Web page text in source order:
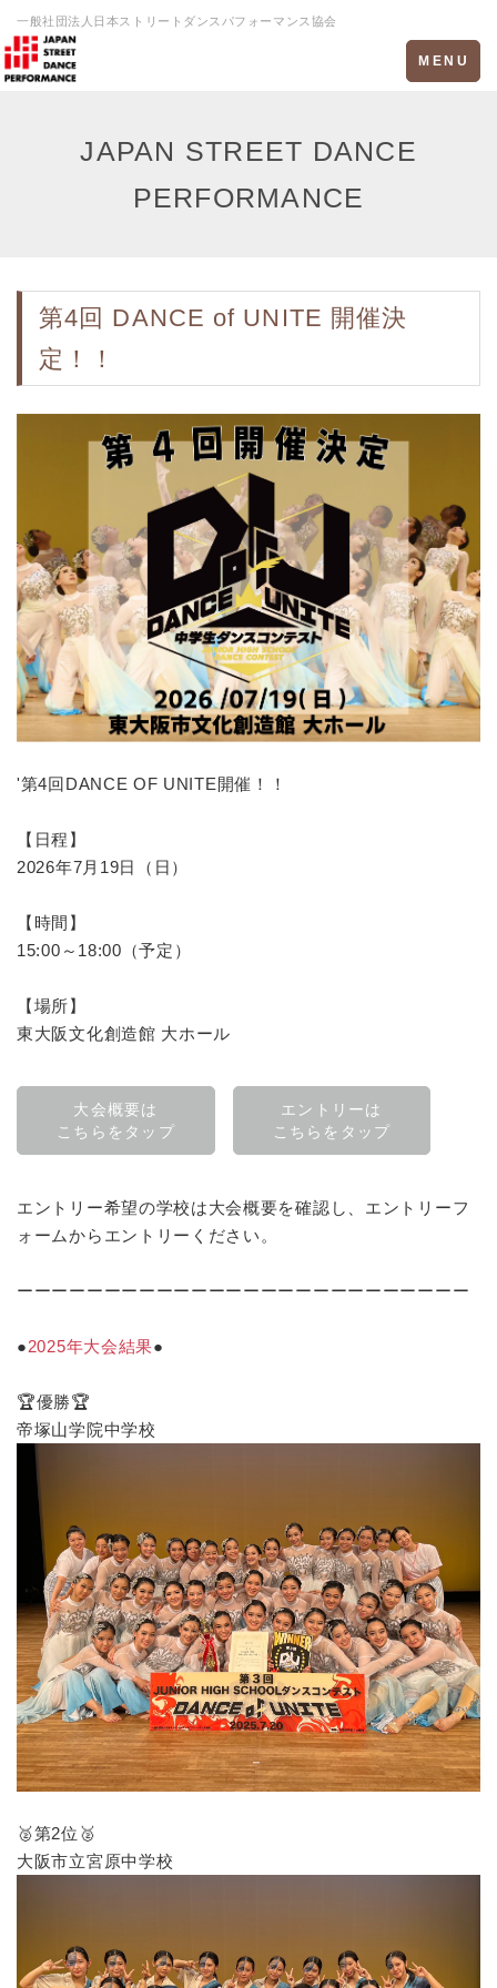
一般社団法人日本ストリートダンスパフォーマンス協会
Toggle
navigation
MENU
JAPAN STREET DANCE
PERFORMANCE
第4回 DANCE of UNITE 開催決
定！！
'第4回DANCE OF UNITE開催！！
【日程】
2026年7月19日（日）
【時間】
15:00～18:00（予定）
【場所】
東大阪文化創造館 大ホール
大会概要は
こちらをタップ
エントリーは
こちらをタップ
エントリー希望の学校は大会概要を確認し、エントリーフ
ォームからエントリーください。
ーーーーーーーーーーーーーーーーーーーーーーーーーー
●2025年大会結果●
🏆優勝🏆
帝塚山学院中学校
🥈第2位🥈
大阪市立宮原中学校